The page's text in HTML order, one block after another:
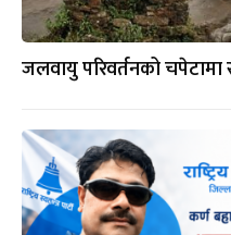
जलवायु परिवर्तनको चपेटामा